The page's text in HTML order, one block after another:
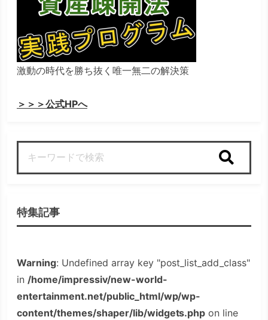
激動の時代を勝ち抜く唯一無二の解決策
＞＞＞公式HPへ
特集記事
Warning: Undefined array key "post_list_add_class"
in /home/impressiv/new-world-
entertainment.net/public_html/wp/wp-
content/themes/shaper/lib/widgets.php on line